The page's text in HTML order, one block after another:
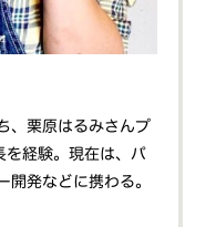
、栗原はるみさんプ
を経験。現在は、パ
開発などに携わる。